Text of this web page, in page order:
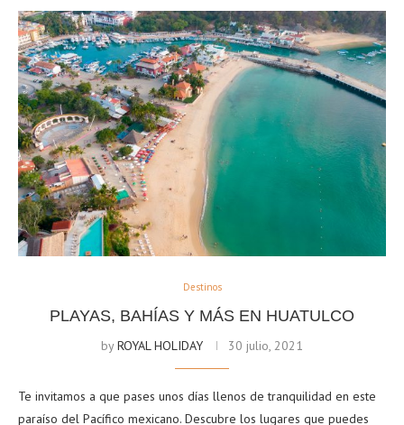
Destinos
PLAYAS, BAHÍAS Y MÁS EN HUATULCO
byROYAL HOLIDAY 30 julio, 2021
Te invitamos a que pases unos días llenos de tranquilidad en este
paraíso del Pacífico mexicano. Descubre los lugares que puedes